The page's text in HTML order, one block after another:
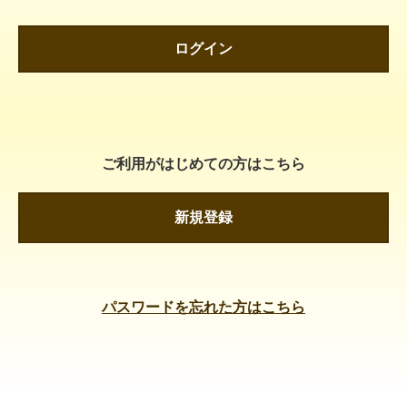
ログイン
ご利用がはじめての方はこちら
新規登録
パスワードを忘れた方はこちら